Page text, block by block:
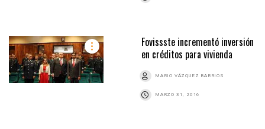
Fovissste incrementó inversión
en créditos para vivienda
MARIO VÁZQUEZ BARRIOS
MARZO 31, 2016